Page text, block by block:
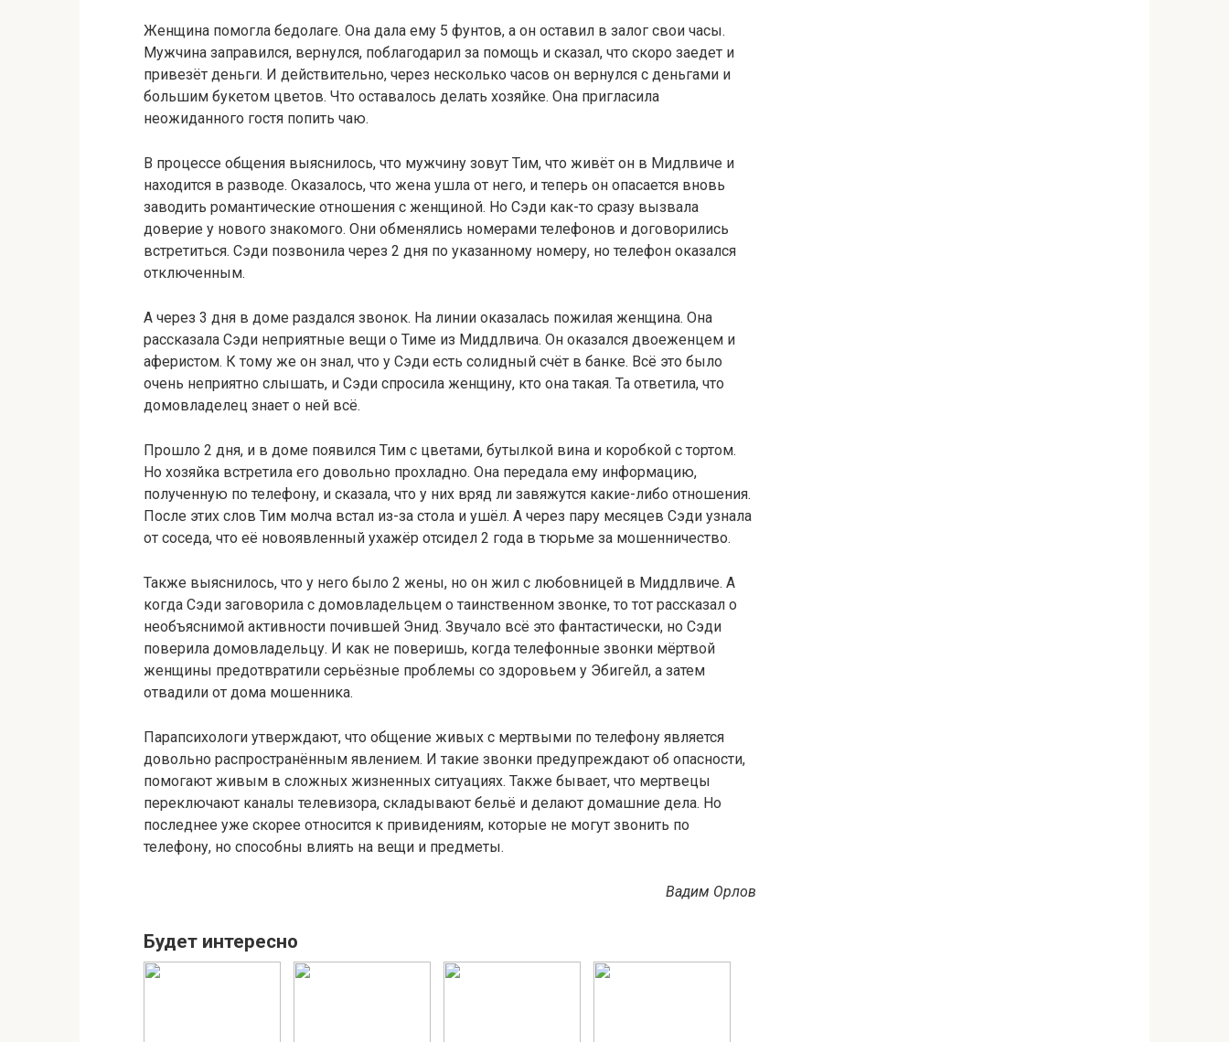
Женщина помогла бедолаге. Она дала ему 5 фунтов, а он оставил в залог свои часы.
Мужчина заправился, вернулся, поблагодарил за помощь и сказал, что скоро заедет и
привезёт деньги. И действительно, через несколько часов он вернулся с деньгами и
большим букетом цветов. Что оставалось делать хозяйке. Она пригласила
неожиданного гостя попить чаю.
В процессе общения выяснилось, что мужчину зовут Тим, что живёт он в Мидлвиче и
находится в разводе. Оказалось, что жена ушла от него, и теперь он опасается вновь
заводить романтические отношения с женщиной. Но Сэди как-то сразу вызвала
доверие у нового знакомого. Они обменялись номерами телефонов и договорились
встретиться. Сэди позвонила через 2 дня по указанному номеру, но телефон оказался
отключенным.
А через 3 дня в доме раздался звонок. На линии оказалась пожилая женщина. Она
рассказала Сэди неприятные вещи о Тиме из Миддлвича. Он оказался двоеженцем и
аферистом. К тому же он знал, что у Сэди есть солидный счёт в банке. Всё это было
очень неприятно слышать, и Сэди спросила женщину, кто она такая. Та ответила, что
домовладелец знает о ней всё.
Прошло 2 дня, и в доме появился Тим с цветами, бутылкой вина и коробкой с тортом.
Но хозяйка встретила его довольно прохладно. Она передала ему информацию,
полученную по телефону, и сказала, что у них вряд ли завяжутся какие-либо отношения.
После этих слов Тим молча встал из-за стола и ушёл. А через пару месяцев Сэди узнала
от соседа, что её новоявленный ухажёр отсидел 2 года в тюрьме за мошенничество.
Также выяснилось, что у него было 2 жены, но он жил с любовницей в Миддлвиче. А
когда Сэди заговорила с домовладельцем о таинственном звонке, то тот рассказал о
необъяснимой активности почившей Энид. Звучало всё это фантастически, но Сэди
поверила домовладельцу. И как не поверишь, когда телефонные звонки мёртвой
женщины предотвратили серьёзные проблемы со здоровьем у Эбигейл, а затем
отвадили от дома мошенника.
Парапсихологи утверждают, что общение живых с мертвыми по телефону является
довольно распространённым явлением. И такие звонки предупреждают об опасности,
помогают живым в сложных жизненных ситуациях. Также бывает, что мертвецы
переключают каналы телевизора, складывают бельё и делают домашние дела. Но
последнее уже скорее относится к привидениям, которые не могут звонить по
телефону, но способны влиять на вещи и предметы.
Вадим Орлов
Будет интересно